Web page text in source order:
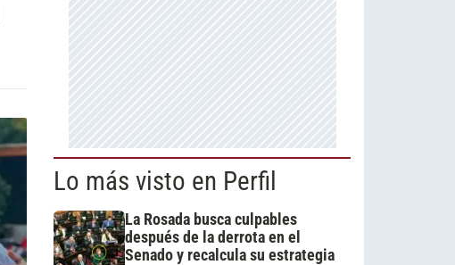
Lo más visto en Perfil
La Rosada busca culpables
después de la derrota en el
Senado y recalcula su estrategia